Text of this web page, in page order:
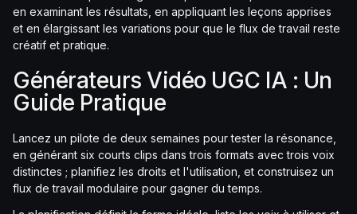
en examinant les résultats, en appliquant les leçons apprises
et en élargissant les variations pour que le flux de travail reste
créatif et pratique.
Générateurs Vidéo UGC IA : Un
Guide Pratique
Lancez un pilote de deux semaines pour tester la résonance,
en générant six courts clips dans trois formats avec trois voix
distinctes ; planifiez les droits et l'utilisation, et construisez un
flux de travail modulaire pour gagner du temps.